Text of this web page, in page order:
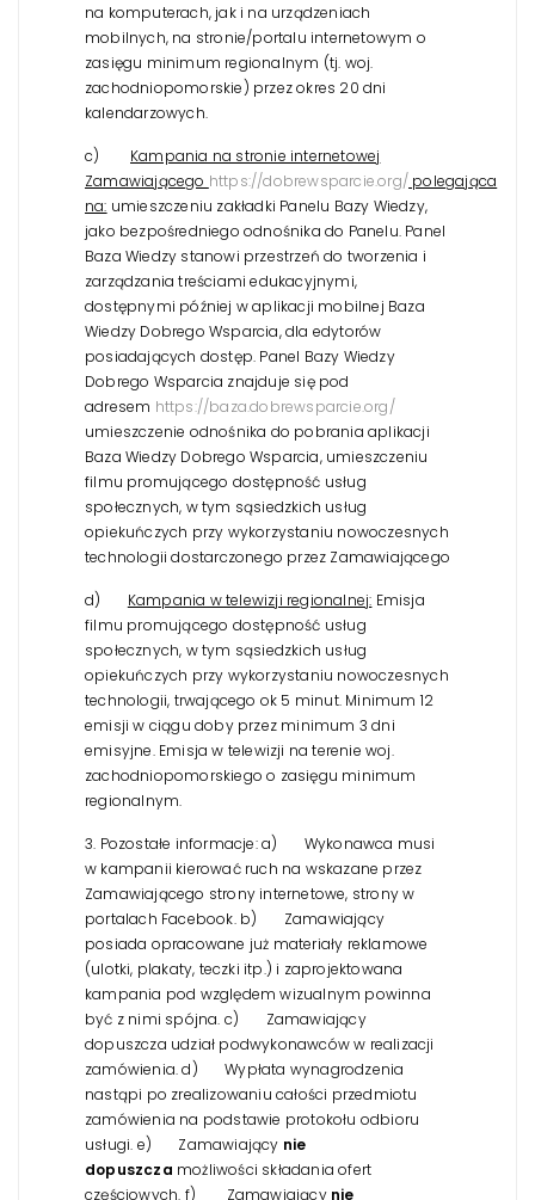
na komputerach, jak i na urządzeniach
mobilnych, na stronie/portalu internetowym o
zasięgu minimum regionalnym (tj. woj.
zachodniopomorskie) przez okres 20 dni
kalendarzowych.
c) Kampania na stronie internetowej
Zamawiającego https://dobrewsparcie.org/ polegająca
na: umieszczeniu zakładki Panelu Bazy Wiedzy,
jako bezpośredniego odnośnika do Panelu. Panel
Baza Wiedzy stanowi przestrzeń do tworzenia i
zarządzania treściami edukacyjnymi,
dostępnymi później w aplikacji mobilnej Baza
Wiedzy Dobrego Wsparcia, dla edytorów
posiadających dostęp. Panel Bazy Wiedzy
Dobrego Wsparcia znajduje się pod
adresem https://baza.dobrewsparcie.org/
umieszczenie odnośnika do pobrania aplikacji
Baza Wiedzy Dobrego Wsparcia,umieszczeniu
filmu promującego dostępność usług
społecznych, w tym sąsiedzkich usług
opiekuńczych przy wykorzystaniu nowoczesnych
technologii dostarczonego przez Zamawiającego
d) Kampania w telewizji regionalnej: Emisja
filmu promującego dostępność usług
społecznych, w tym sąsiedzkich usług
opiekuńczych przy wykorzystaniu nowoczesnych
technologii, trwającego ok 5 minut. Minimum 12
emisji w ciągu doby przez minimum 3 dni
emisyjne. Emisja w telewizji na terenie woj.
zachodniopomorskiego o zasięgu minimum
regionalnym.
3. Pozostałe informacje:a) Wykonawca musi
w kampanii kierować ruch na wskazane przez
Zamawiającego strony internetowe, strony w
portalach Facebook.b) Zamawiający
posiada opracowane już materiały reklamowe
(ulotki, plakaty, teczki itp.) i zaprojektowana
kampania pod względem wizualnym powinna
być z nimi spójna. c) Zamawiający
dopuszcza udział podwykonawców w realizacji
zamówienia.d) Wypłata wynagrodzenia
nastąpi po zrealizowaniu całości przedmiotu
zamówienia na podstawie protokołu odbioru
usługi. e) Zamawiający nie
dopuszcza możliwości składania ofert
częściowych. f) Zamawiającynie